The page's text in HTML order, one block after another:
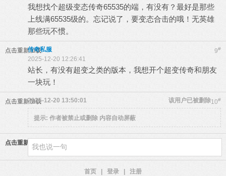
我想找个超级变态传奇65535的端，有没有？最好是那些
上线满65535级的。忘记说了，要变态合击的哦！无英雄
那些玩不惯。
点击重新加载 9#
传奇私服
2025-12-20 12:26:41
站长，有没有超变之类的版本，我想开个超变传奇和朋友
一块玩！
点击重新加载 10#
该用户已被删除
2025-12-20 13:50:01
提示: 作者被禁止或删除 内容自动屏蔽
点击重新加载
首页 | 登录 | 注册